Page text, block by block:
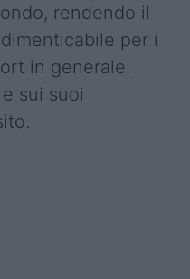
rendendo il
per i
in generale.
sui suoi